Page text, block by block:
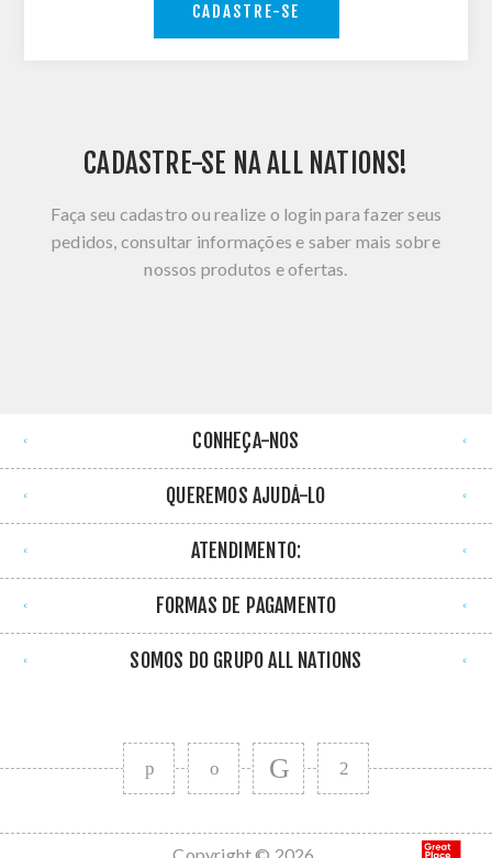
CADASTRE-SE
CADASTRE-SE NA ALL NATIONS!
Faça seu cadastro ou realize o login para fazer seus
pedidos, consultar informações e saber mais sobre
nossos produtos e ofertas.
CONHEÇA-NOS
QUEREMOS AJUDÁ-LO
ATENDIMENTO:
FORMAS DE PAGAMENTO
SOMOS DO GRUPO ALL NATIONS